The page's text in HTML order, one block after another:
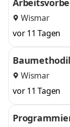
Wismar
vor 11 Tagen
Wismar
vor 11 Tagen